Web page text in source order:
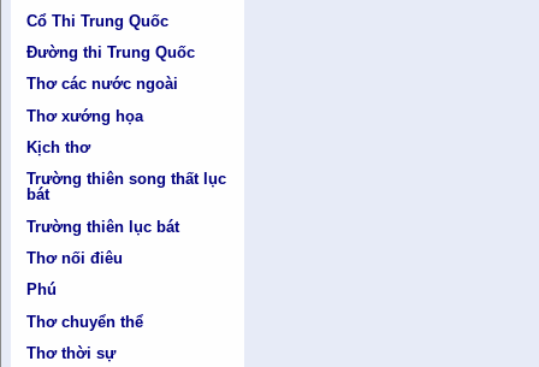
Cổ Thi Trung Quốc
Đường thi Trung Quốc
Thơ các nước ngoài
Thơ xướng họa
Kịch thơ
Trường thiên song thất lục
bát
Trường thiên lục bát
Thơ nối điêu
Phú
Thơ chuyển thể
Thơ thời sự